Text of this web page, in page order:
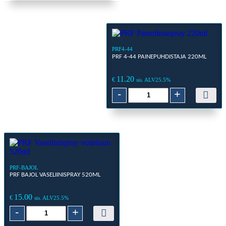
PRF4-44
PRF 4-44 PAINEPUHDISTAJA 220ML
€ 11.20 sis. ALV25.5%
-
4-
44
+
PRF-BAJOL
PRF BAJOL VASELIINISPRAY 520ML
€ 15.00 sis. ALV25.5%
-
Bajol
+